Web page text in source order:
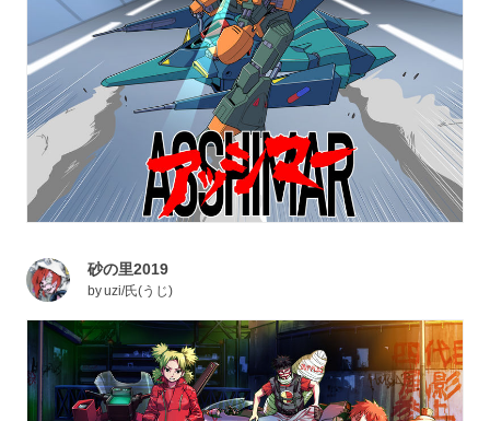
砂の里2019
byuzi/氏(うじ)